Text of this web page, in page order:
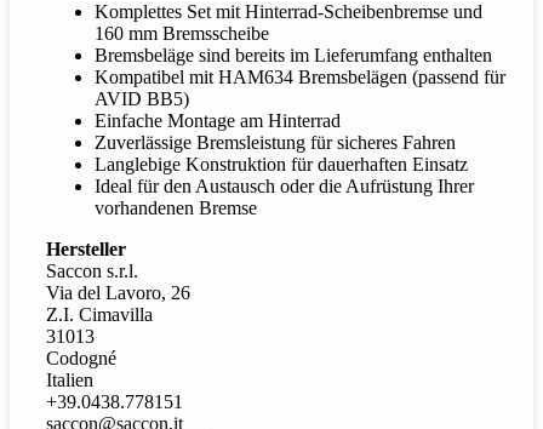
Komplettes Set mit Hinterrad-Scheibenbremse und
160 mm Bremsscheibe
Bremsbeläge sind bereits im Lieferumfang enthalten
Kompatibel mit HAM634 Bremsbelägen (passend für
AVID BB5)
Einfache Montage am Hinterrad
Zuverlässige Bremsleistung für sicheres Fahren
Langlebige Konstruktion für dauerhaften Einsatz
Ideal für den Austausch oder die Aufrüstung Ihrer
vorhandenen Bremse
Hersteller
Saccon s.r.l.
Via del Lavoro, 26
Z.I. Cimavilla
31013
Codogné
Italien
+39.0438.778151
saccon@saccon.it